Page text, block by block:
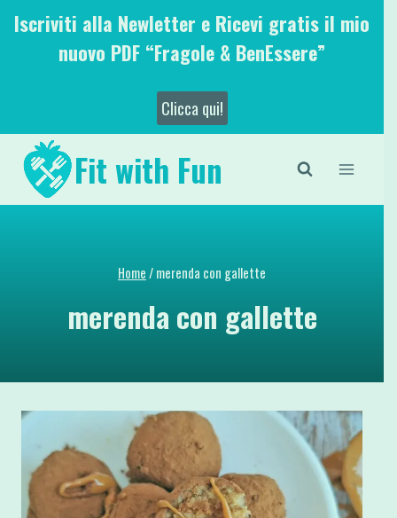
SaltaIscriviti alla Newletter e Ricevi gratis il mio
nuovo PDF “Fragole & BenEssere”
Clicca qui!
Fit with Fun
Home/merenda con gallette
merenda con gallette